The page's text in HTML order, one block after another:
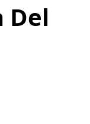
Del